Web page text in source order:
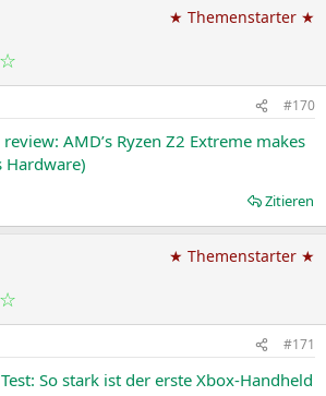
★ Themenstarter ★
#170
AMD’s Ryzen Z2 Extreme makes
Hardware)
Zitieren
★ Themenstarter ★
#171
So stark ist der erste Xbox-Handheld